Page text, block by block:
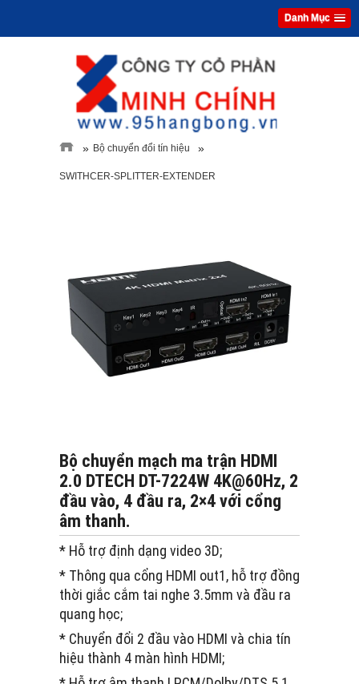
Danh Mục
» Bộ chuyển đổi tín hiệu »
SWITHCER-SPLITTER-EXTENDER
Bộ chuyển mạch ma trận HDMI
2.0 DTECH DT-7224W 4K@60Hz, 2
đầu vào, 4 đầu ra, 2×4 với cổng
âm thanh.
* Hỗ trợ định dạng video 3D;
* Thông qua cổng HDMI out1, hỗ trợ đồng
thời giắc cắm tai nghe 3.5mm và đầu ra
quang học;
* Chuyển đổi 2 đầu vào HDMI và chia tín
hiệu thành 4 màn hình HDMI;